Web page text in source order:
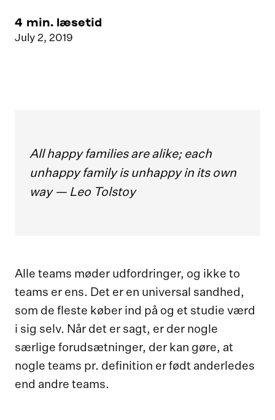
4 min. læsetid
July 2, 2019
All happy families are alike; each
unhappy family is unhappy in its own
way — Leo Tolstoy
Alle teams møder udfordringer, og ikke to
teams er ens. Det er en universal sandhed,
som de fleste køber ind på og et studie værd
i sig selv. Når det er sagt, er der nogle
særlige forudsætninger, der kan gøre, at
nogle teams pr. definition er født anderledes
end andre teams.